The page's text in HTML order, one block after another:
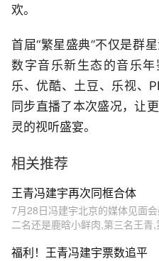
欢。
首届“繁星盛典”不仅是群
数字音乐新生态的音乐
乐、优酷、土豆、乐视、
同步直播了本次盛况，让
灵的视听盛宴。
相关推荐
王青冯建宇再次同框合体
7月28日冯建宇北京的媒体见面
二名还是鹿晗小鲜肉,第三名王青
福利！王青冯建宇票数追平